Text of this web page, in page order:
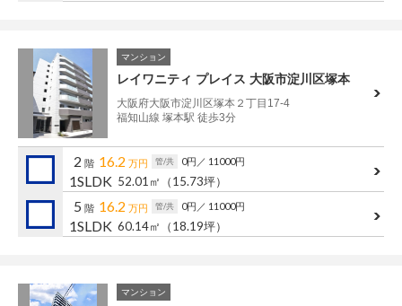
マンション
レイワニティ プレイス 大阪市淀川区塚本
大阪府大阪市淀川区塚本２丁目17-4
福知山線 塚本駅 徒歩3分
2 階 16.2 万円 管/共 0円 ／ 11000円
1SLDK 52.01㎡ （15.73坪）
5 階 16.2 万円 管/共 0円 ／ 11000円
1SLDK 60.14㎡ （18.19坪）
マンション